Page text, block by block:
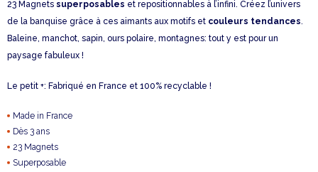
23 Magnets superposables et repositionnables à l’infini. Créez l’univers
de la banquise grâce à ces aimants aux motifs et couleurs tendances.
Baleine, manchot, sapin, ours polaire, montagnes: tout y est pour un
paysage fabuleux !
Le petit +: Fabriqué en France et 100% recyclable !
Made in France
Dès 3 ans
23 Magnets
Superposable